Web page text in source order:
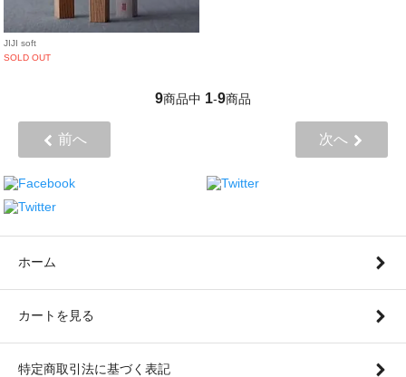
JIJI soft
SOLD OUT
9商品中 1-9商品
前へ 次へ
ホーム
カートを見る
特定商取引法に基づく表記